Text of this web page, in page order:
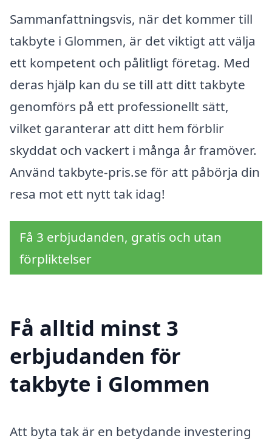
Sammanfattningsvis, när det kommer till
takbyte i Glommen, är det viktigt att välja
ett kompetent och pålitligt företag. Med
deras hjälp kan du se till att ditt takbyte
genomförs på ett professionellt sätt,
vilket garanterar att ditt hem förblir
skyddat och vackert i många år framöver.
Använd takbyte-pris.se för att påbörja din
resa mot ett nytt tak idag!
Få 3 erbjudanden, gratis och utan
förpliktelser
Få alltid minst 3
erbjudanden för
takbyte i Glommen
Att byta tak är en betydande investering